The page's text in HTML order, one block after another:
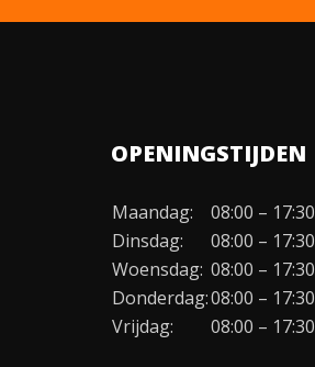
OPENINGSTIJDEN
Maandag:
08:00 – 17:30
Dinsdag:
08:00 – 17:30
Woensdag: 08:00 – 17:30
Donderdag:08:00 – 17:30
Vrijdag:
08:00 – 17:30